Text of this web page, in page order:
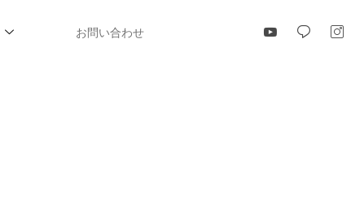
お問い合わせ